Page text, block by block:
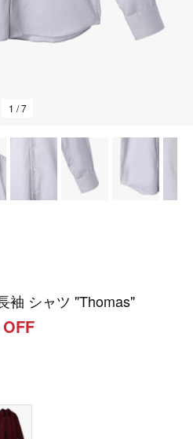
1 / 7
袖 シャツ "Thomas"